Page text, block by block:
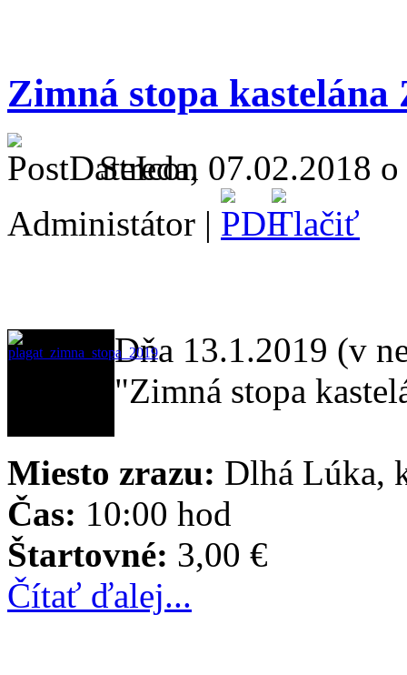
Zimná stopa
Streda, 07.02.2018
Administátor |
Dňa 13.1.2019 (v
"Zimná stopa
Miesto zrazu: Dlhá Lúka,
Čas: 10:00 hod
Štartovné: 3,00 €
Čítať ďalej...